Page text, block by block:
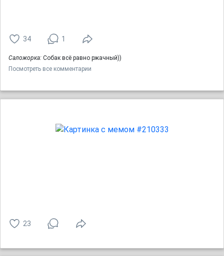
34 1
Саложорка: Собак всё равно ржачный))
Посмотреть все комментарии
23